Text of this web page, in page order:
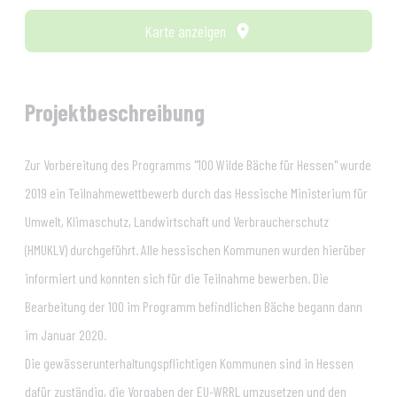
Karte anzeigen
Projektbeschreibung
Zur Vorbereitung des Programms "100 Wilde Bäche für Hessen" wurde
2019 ein Teilnahmewettbewerb durch das Hessische Ministerium für
Umwelt, Klimaschutz, Landwirtschaft und Verbraucherschutz
(HMUKLV) durchgeführt. Alle hessischen Kommunen wurden hierüber
informiert und konnten sich für die Teilnahme bewerben. Die
Bearbeitung der 100 im Programm befindlichen Bäche begann dann
im Januar 2020.
Die gewässerunterhaltungspflichtigen Kommunen sind in Hessen
dafür zuständig, die Vorgaben der EU-WRRL umzusetzen und den